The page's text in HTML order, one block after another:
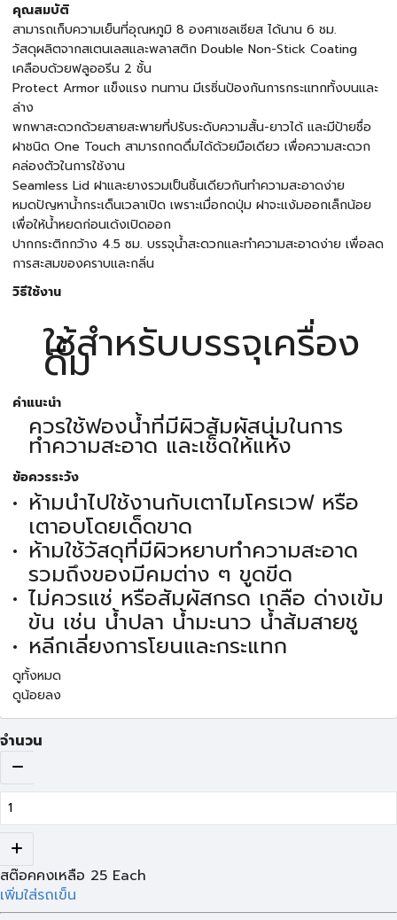
คุณสมบัติ
สามารถเก็บความเย็นที่อุณหภูมิ 8 องศาเซลเซียส ได้นาน 6 ชม.
วัสดุผลิตจากสเตนเลสและพลาสติก Double Non-Stick Coating
เคลือบด้วยฟลูออรีน 2 ชั้น
Protect Armor แข็งแรง ทนทาน มีเรซิ่นป้องกันการกระแทกทั้งบนและ
ล่าง
พกพาสะดวกด้วยสายสะพายที่ปรับระดับความสั้น-ยาวได้ และมีป้ายชื่อ
ฝาชนิด One Touch สามารถกดดื่มได้ด้วยมือเดียว เพื่อความสะดวก
คล่องตัวในการใช้งาน
Seamless Lid ฝาและยางรวมเป็นชิ้นเดียวกันทำความสะอาดง่าย
หมดปัญหาน้ำกระเด็นเวลาเปิด เพราะเมื่อกดปุ่ม ฝาจะแง้มออกเล็กน้อย
เพื่อให้น้ำหยดก่อนเด้งเปิดออก
ปากกระติกกว้าง 4.5 ซม. บรรจุน้ำสะดวกและทำความสะอาดง่าย เพื่อลด
การสะสมของคราบและกลิ่น
วิธีใช้งาน
ใช้สำหรับบรรจุเครื่อง
ดื่ม
คำแนะนำ
ควรใช้ฟองน้ำที่มีผิวสัมผัสนุ่มในการ
ทำความสะอาด และเช็ดให้แห้ง
ข้อควรระวัง
ห้ามนำไปใช้งานกับเตาไมโครเวฟ หรือ
เตาอบโดยเด็ดขาด
ห้ามใช้วัสดุที่มีผิวหยาบทำความสะอาด
รวมถึงของมีคมต่าง ๆ ขูดขีด
ไม่ควรแช่ หรือสัมผัสกรด เกลือ ด่างเข้ม
ข้น เช่น น้ำปลา น้ำมะนาว น้ำส้มสายชู
หลีกเลี่ยงการโยนและกระแทก
ดูทั้งหมด
ดูน้อยลง
จำนวน
สต๊อคคงเหลือ 25 Each
เพิ่มใส่รถเข็น